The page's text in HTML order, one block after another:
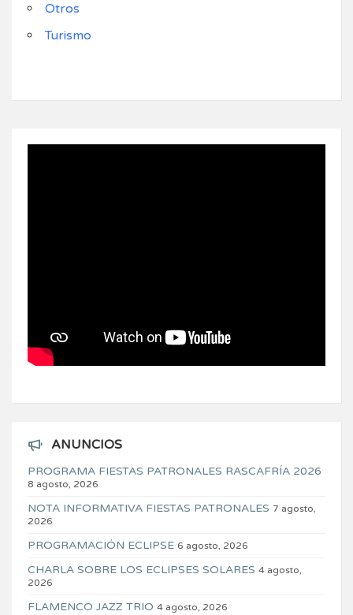
Otros
Turismo
ANUNCIOS
PROGRAMA FIESTAS PATRONALES RASCAFRÍA 2026
8 agosto, 2026
NOTA INFORMATIVA FIESTAS PATRONALES 7 agosto,
2026
PROGRAMACIÓN ECLIPSE 6 agosto, 2026
CHARLA SOBRE LOS ECLIPSES SOLARES 4 agosto,
2026
FLAMENCO JAZZ TRIO 4 agosto, 2026